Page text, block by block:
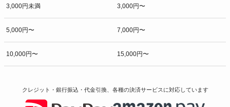
3,000円未満 3,000円〜
5,000円〜 7,000円〜
10,000円〜 15,000円〜
クレジット・銀行振込・代金引換、各種の決済サービスに対応しています